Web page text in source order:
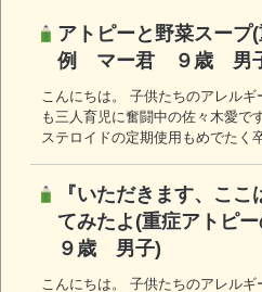
アトピーと野菜スープ
例 マー君 ９歳 男
こんにちは。 子供たちのアレル
も三人育児に奮闘中の佐々木愛で
ステロイドの定期使用もめでたく
『いただきます、こ
てみたよ(重症アトピ
９歳 男子)
こんにちは。 子供たちのアレル